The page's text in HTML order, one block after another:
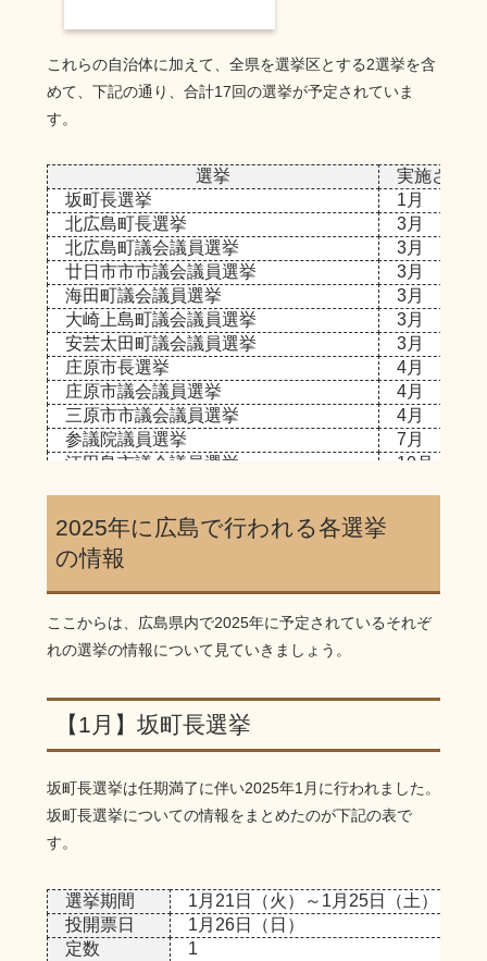
これらの自治体に加えて、全県を選挙区とする2選挙を含
めて、下記の通り、合計17回の選挙が予定されていま
す。
選挙
実施される
坂町長選挙
1月
北広島町長選挙
3月
北広島町議会議員選挙
3月
廿日市市市議会議員選挙
3月
海田町議会議員選挙
3月
大崎上島町議会議員選挙
3月
安芸太田町議会議員選挙
3月
庄原市長選挙
4月
庄原市議会議員選挙
4月
三原市市議会議員選挙
4月
参議院議員選挙
7月
江田島市議会議員選挙
10月
広島県知事選挙
広島県議会議員補欠選挙（安佐北区）
呉市議会議員補欠選挙
2025年に広島で行われる各選挙
の情報
ここからは、広島県内で2025年に予定されているそれぞ
れの選挙の情報について見ていきましょう。
【1月】坂町長選挙
坂町長選挙は任期満了に伴い2025年1月に行われました。
坂町長選挙についての情報をまとめたのが下記の表で
す。
選挙期間
1月21日（火）～1月25日（土）
投開票日
1月26日（日）
定数
1